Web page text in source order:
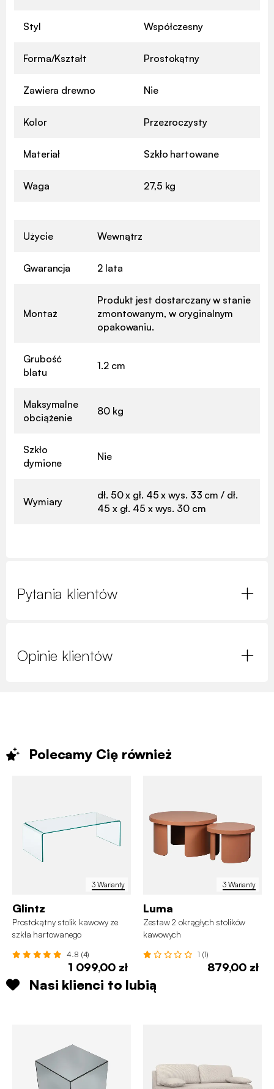
Styl Współczesny
Forma/Kształt Prostokątny
Zawiera drewno Nie
Kolor Przezroczysty
Materiał Szkło hartowane
Waga 27,5 kg
Użycie Wewnątrz
Gwarancja 2 lata
Montaż
Produkt jest dostarczany w stanie
zmontowanym, w oryginalnym
opakowaniu.
Grubość
blatu
1.2 cm
Maksymalne
obciążenie
80 kg
Szkło
dymione
Nie
Wymiary
dł. 50 x gł. 45 x wys. 33 cm / dł.
45 x gł. 45 x wys. 30 cm
Pytania klientów
Opinie klientów
Polecamy Cię również
3 Warianty
Glintz
Prostokątny stolik kawowy ze
szkła hartowanego
4.8 (4)
1 099,00 zł
3 Warianty
Luma
Zestaw 2 okrągłych stolików
kawowych
1 (1)
879,00 zł
Nasi klienci to lubią